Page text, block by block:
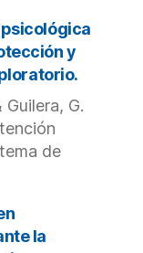
Victimization
and
Poly-
Victimization
in
a
Sample
Disabilities.
y
G.
de
la